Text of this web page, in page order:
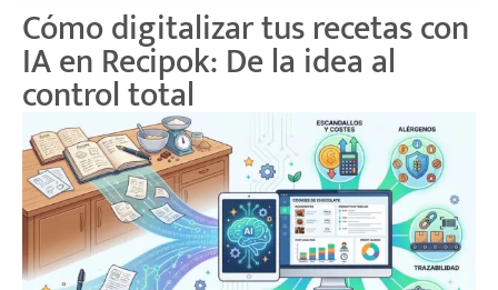
Cómo digitalizar tus recetas con
IA en Recipok: De la idea al
control total